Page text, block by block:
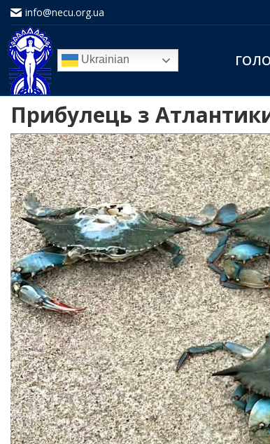
info@necu.org.ua
Ukrainian
Прибулець з